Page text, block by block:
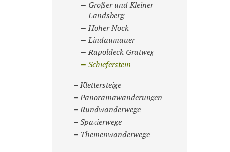
Großer und Kleiner
Landsberg
Hoher Nock
Lindaumauer
Rapoldeck Gratweg
Schieferstein
Klettersteige
Panoramawanderungen
Rundwanderwege
Spazierwege
Themenwanderwege